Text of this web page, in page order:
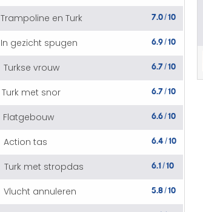
Trampoline en Turk 7.0/10
In gezicht spugen 6.9/10
Turkse vrouw 6.7/10
Turk met snor 6.7/10
Flatgebouw 6.6/10
Action tas 6.4/10
Turk met stropdas 6.1/10
Vlucht annuleren 5.8/10